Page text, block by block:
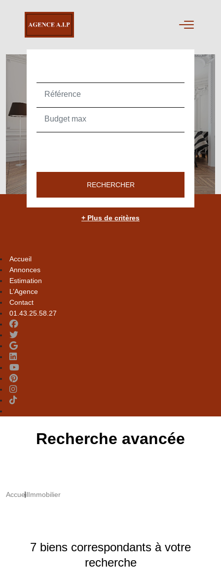
RECHERCHER
+ Plus de critères
Accueil
Annonces
Estimation
L’Agence
Contact
01.43.25.58.27
Recherche avancée
AccueilImmobilier
7 biens correspondants à votre
recherche